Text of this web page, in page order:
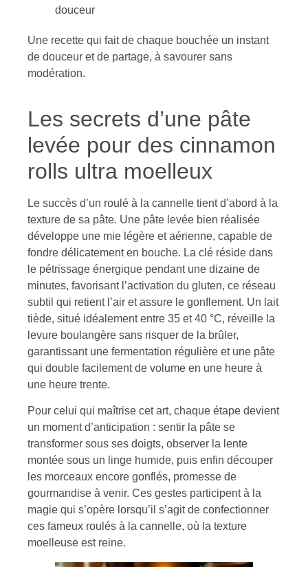
douceur
Une recette qui fait de chaque bouchée un instant
de douceur et de partage, à savourer sans
modération.
Les secrets d’une pâte
levée pour des cinnamon
rolls ultra moelleux
Le succès d’un roulé à la cannelle tient d’abord à la
texture de sa pâte. Une pâte levée bien réalisée
développe une mie légère et aérienne, capable de
fondre délicatement en bouche. La clé réside dans
le pétrissage énergique pendant une dizaine de
minutes, favorisant l’activation du gluten, ce réseau
subtil qui retient l’air et assure le gonflement. Un lait
tiède, situé idéalement entre 35 et 40 °C, réveille la
levure boulangère sans risquer de la brûler,
garantissant une fermentation régulière et une pâte
qui double facilement de volume en une heure à
une heure trente.
Pour celui qui maîtrise cet art, chaque étape devient
un moment d’anticipation : sentir la pâte se
transformer sous ses doigts, observer la lente
montée sous un linge humide, puis enfin découper
les morceaux encore gonflés, promesse de
gourmandise à venir. Ces gestes participent à la
magie qui s’opère lorsqu’il s’agit de confectionner
ces fameux roulés à la cannelle, où la texture
moelleuse est reine.